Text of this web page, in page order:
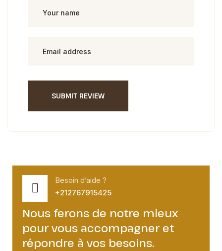
SUBMIT REVIEW
Besoin d’aide ?
+212767915425
Nous ferons de notre mieux
pour vous accompagner et
répondre à vos besoins.